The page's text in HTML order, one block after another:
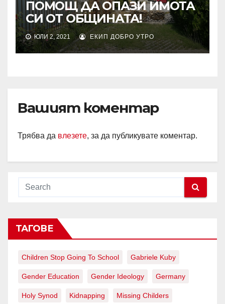
ПОМОЩ ДА ОПАЗИ ИМОТА
СИ ОТ ОБЩИНАТА!
ЮЛИ 2, 2021 ЕКИП ДОБРО УТРО
Вашият коментар
Трябва да влезете, за да публикувате коментар.
ТАГОВЕ
Children Stop Going To School Gabriele Kuby
Gender Education Gender Ideology Germany
Holy Synod Kidnapping Missing Childers